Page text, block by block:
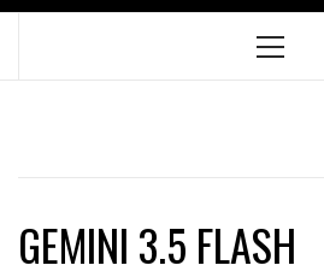
Primary
GEMINI 3.5 FLASH